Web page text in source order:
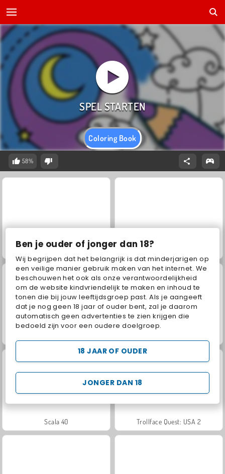
Ben je ouder of jonger dan 18?
Wij begrijpen dat het belangrijk is dat minderjarigen op
een veilige manier gebruik maken van het internet. We
beschouwen het ook als onze verantwoordelijkheid
om de website kindvriendelijk te maken en inhoud te
tonen die bij jouw leeftijdsgroep past. Als je aangeeft
dat je nog geen 18 jaar of ouder bent, zal je daarom
automatisch geen advertenties te zien krijgen die
bedoeld zijn voor een oudere doelgroep.
JONGER DAN 18
18 JAAR OF OUDER
Coloring Book
58%
Jewel Garden Story Juice Merge
Scala 40 Trollface Quest: USA 2